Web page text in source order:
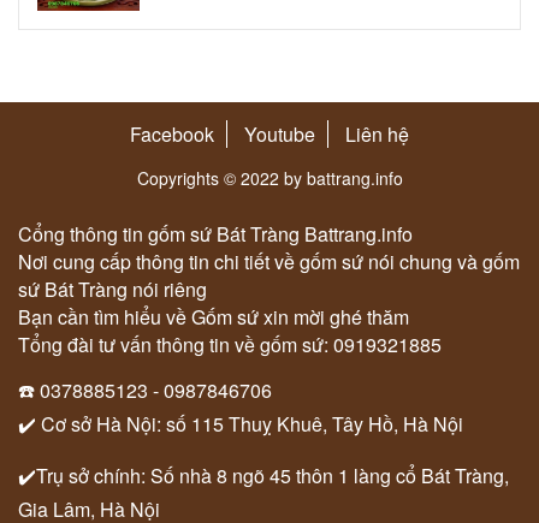
Facebook Youtube Liên hệ
Copyrights © 2022 by battrang.info
Cổng thông tin gốm sứ Bát Tràng Battrang.info
Nơi cung cấp thông tin chi tiết về gốm sứ nói chung và gốm
sứ Bát Tràng nói riêng
Bạn cần tìm hiểu về Gốm sứ xin mời ghé thăm
Tổng đài tư vấn thông tin về gốm sứ: 0919321885
☎️ 0378885123 - 0987846706
✔️ Cơ sở Hà Nội: số 115 Thuỵ Khuê, Tây Hồ, Hà Nội
✔️Trụ sở chính: Số nhà 8 ngõ 45 thôn 1 làng cổ Bát Tràng,
Gia Lâm, Hà Nội